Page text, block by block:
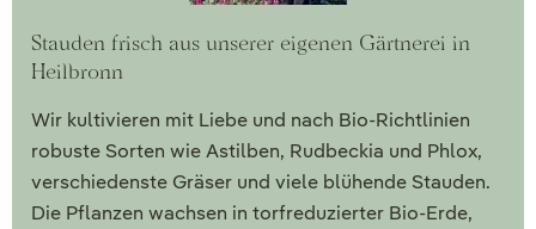
Stauden frisch aus unserer eigenen Gärtnerei in
Heilbronn
Wir kultivieren mit Liebe und nach Bio-Richtlinien
robuste Sorten wie Astilben, Rudbeckia und Phlox,
verschiedenste Gräser und viele blühende Stauden.
Die Pflanzen wachsen in torfreduzierter Bio-Erde,